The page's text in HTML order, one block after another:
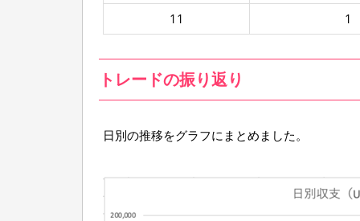
11
1
トレードの振り返り
日別の推移をグラフにまとめました。